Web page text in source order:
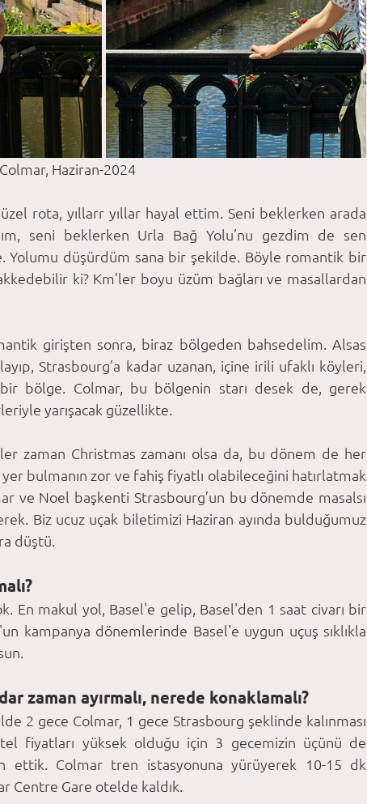
Colmar, Haziran-2024
rota, yıllarr yıllar hayal ettim. Seni beklerken arada
seni beklerken Urla Bağ Yolu’nu gezdim de sen
Yolumu düşürdüm sana bir şekilde. Böyle romantik bir
ki? Km’ler boyu üzüm bağları ve masallardan
girişten sonra, biraz bölgeden bahsedelim. Alsas
Strasbourg’a kadar uzanan, içine irili ufaklı köyleri,
bölge. Colmar, bu bölgenin starı desek de, gerek
yarışacak güzellikte.
zaman Christmas zamanı olsa da, bu dönem de her
yer bulmanın zor ve fahiş fiyatlı olabileceğini hatırlatmak
ve Noel başkenti Strasbourg’un bu dönemde masalsı
Biz ucuz uçak biletimizi Haziran ayında bulduğumuz
düştü.
En makul yol, Basel'e gelip, Basel'den 1 saat civarı bir
kampanya dönemlerinde Basel'e uygun uçuş sıklıkla
zaman ayırmalı, nerede konaklamalı?
2 gece Colmar, 1 gece Strasbourg şeklinde kalınması
fiyatları yüksek olduğu için 3 gecemizin üçünü de
ettik. Colmar tren istasyonuna yürüyerek 10-15 dk
Centre Gare otelde kaldık.